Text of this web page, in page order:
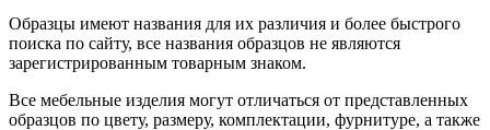
Образцы имеют названия для их различия и более быстрого
поиска по сайту, все названия образцов не являются
зарегистрированным товарным знаком.
Все мебельные изделия могут отличаться от представленных
образцов по цвету, размеру, комплектации, фурнитуре, а также